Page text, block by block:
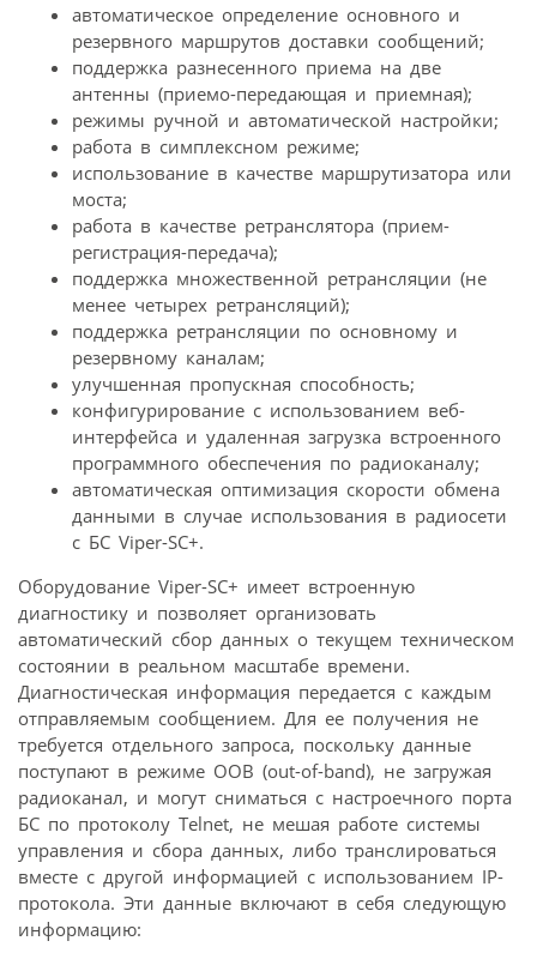
автоматическое определение основного и
резервного маршрутов доставки сообщений;
поддержка разнесенного приема на две
антенны (приемо-передающая и приемная);
режимы ручной и автоматической настройки;
работа в симплексном режиме;
использование в качестве маршрутизатора или
моста;
работа в качестве ретранслятора (прием-
регистрация-передача);
поддержка множественной ретрансляции (не
менее четырех ретрансляций);
поддержка ретрансляции по основному и
резервному каналам;
улучшенная пропускная способность;
конфигурирование с использованием веб-
интерфейса и удаленная загрузка встроенного
программного обеспечения по радио­каналу;
автоматическая оптимизация скорости обмена
данными в случае использования в радиосети
с БС Viper-SC+.
Оборудование Viper-SC+ имеет встроенную
диагностику и позволяет организовать
автоматический сбор данных о текущем техническом
состоянии в реальном масштабе времени.
Диагностическая информация передается с каждым
отправляемым сообщением. Для ее получения не
требуется отдельного запроса, поскольку данные
поступают в режиме OOB (out-of-band), не загружая
радиоканал, и могут сниматься с настроечного порта
БС по протоколу Telnet, не мешая работе системы
управления и сбора данных, либо транслироваться
вместе с другой информацией с использованием IP-
протокола. Эти данные включают в себя следующую
информацию: